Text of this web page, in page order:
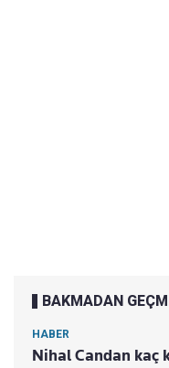
BAKMADAN
HABER
Nihal Candan kaç